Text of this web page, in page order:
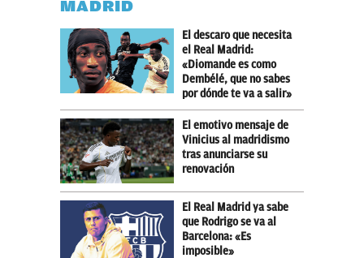
MADRID
El descaro que necesita
el Real Madrid:
«Diomande es como
Dembélé, que no sabes
por dónde te va a salir»
El emotivo mensaje de
Vinicius al madridismo
tras anunciarse su
renovación
El Real Madrid ya sabe
que Rodrigo se va al
Barcelona: «Es
imposible»